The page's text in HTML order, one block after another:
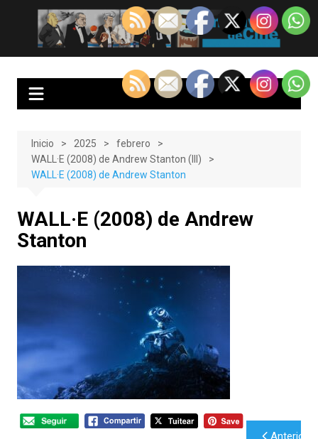
contenido
EnClave de Cine
Crítica cinematográfica y audiovisual. Punto de encuentro para los
Inicio 2025
febrero
WALL·E (2008) de Andrew Stanton (III)
WALL·E (2008) de Andrew Stanton
WALL·E (2008) de Andrew
Stanton
Navegación
Anterior